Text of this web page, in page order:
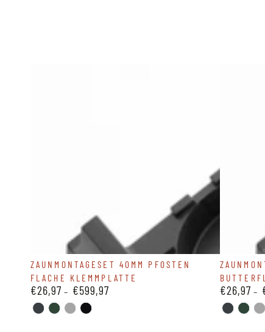
Zaunmontageset
40mm
Pfosten
flache
ZAUNMONTAGESET 40MM PFOSTEN
FLACHE KLEMMPLATTE
Regulärer
Preis
€26,97 €599,97
ANTHRAZIT-
GRUEN-
SILBER-SCHWARZ-
40mm
Pfosten
Butterfly
Regulärer
Preis
€26,97